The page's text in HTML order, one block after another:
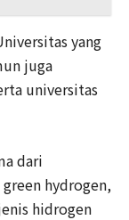
yang
juga
universitas
dari
hydrogen,
hidrogen